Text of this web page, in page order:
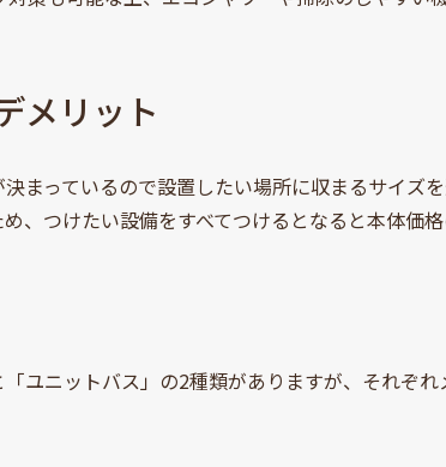
メリット
まっているので設置したい場所に収まるサイズ
、つけたい設備をすべてつけるとなると本体価
ユニットバス」の2種類がありますが、それぞれ